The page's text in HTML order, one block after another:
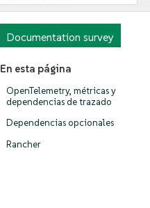
Documentation survey
En esta página
OpenTelemetry, métricas y
dependencias de trazado
Dependencias opcionales
Rancher